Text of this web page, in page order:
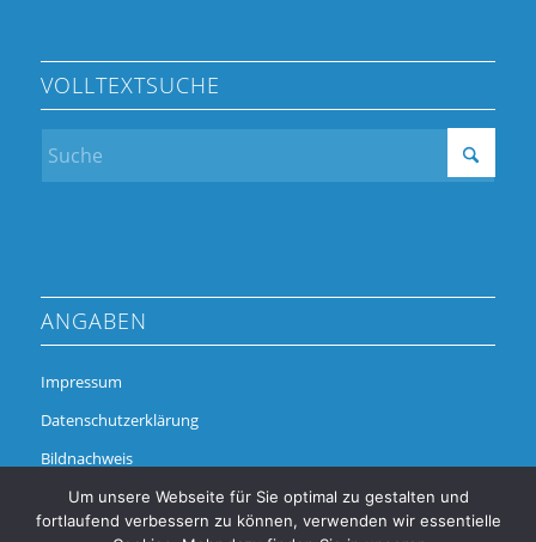
VOLLTEXTSUCHE
ANGABEN
Impressum
Datenschutzerklärung
Bildnachweis
Um unsere Webseite für Sie optimal zu gestalten und
fortlaufend verbessern zu können, verwenden wir essentielle